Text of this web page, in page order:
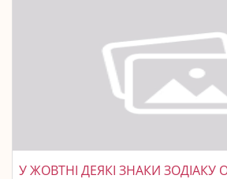
У ЖОВТНІ ДЕЯКІ ЗНАКИ